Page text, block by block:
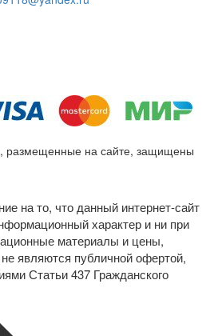
размещенные на сайте, защищены
на то, что данный интернет-сайт
характер и ни при
материалы и цены,
являются публичной офертой,
Статьи 437 Гражданского